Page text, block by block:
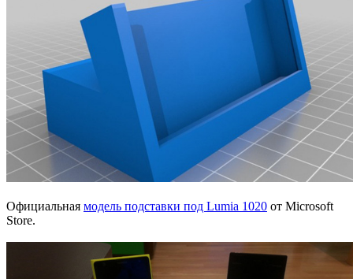
Официальная модель подставки под Lumia 1020 от Microsoft
Store.